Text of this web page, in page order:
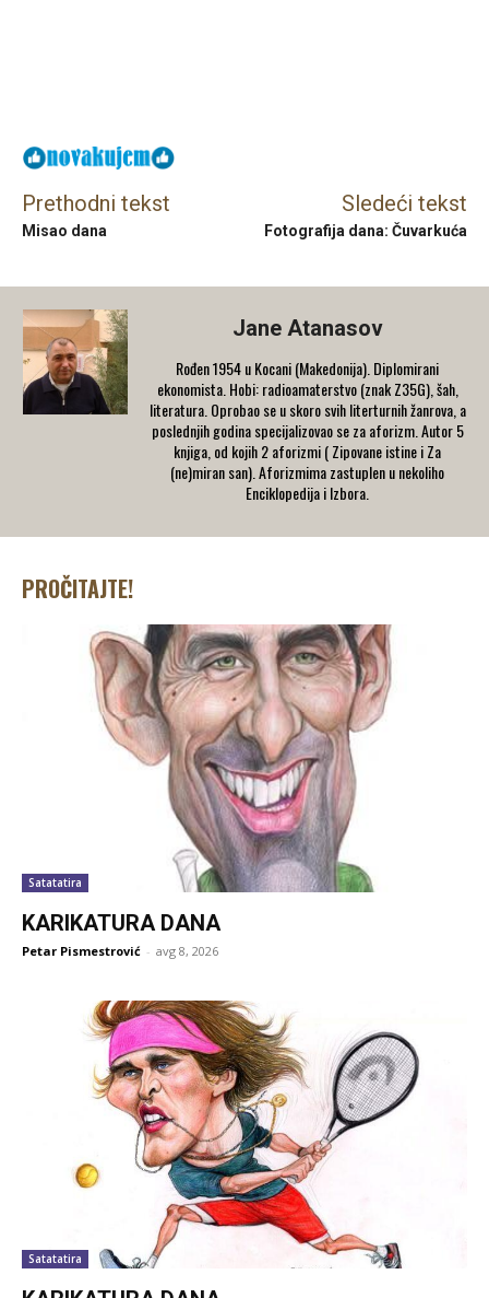
Prethodni tekst
Misao dana
Sledeći tekst
Fotografija dana: Čuvarkuća
Jane Atanasov
Rođen 1954 u Kocani (Makedonija). Diplomirani
ekonomista. Hobi: radioamaterstvo (znak Z35G), šah,
literatura. Oprobao se u skoro svih literturnih žanrova, a
poslednjih godina specijalizovao se za aforizm. Autor 5
knjiga, od kojih 2 aforizmi ( Zipovane istine i Za
(ne)miran san). Aforizmima zastuplen u nekoliho
Enciklopedija i Izbora.
PROČITAJTE!
Satatatira
KARIKATURA DANA
Petar Pismestrović - avg 8, 2026
Satatatira